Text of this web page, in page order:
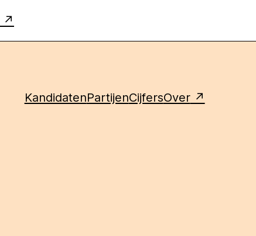
KandidatenPartijenCijfersOver